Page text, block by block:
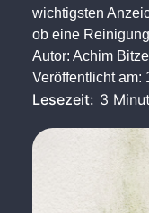
wichtigsten
ob eine
Autor: Achim
Veröffentlicht am:
Lesezeit: 3